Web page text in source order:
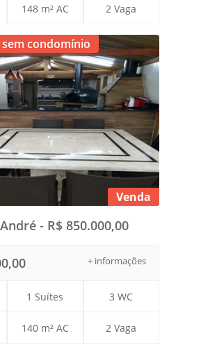
148 m² AC 2 Vaga
condomínio
Venda
- R$ 850.000,00
+ informações
1 Suítes 3 WC
140 m² AC 2 Vaga